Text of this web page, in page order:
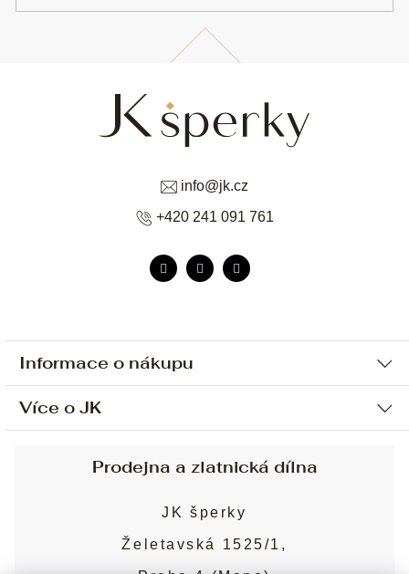
Informace o nákupu
Ochrana osobních údajů
Sjednání osobní schůzky
Obchodní podmínky
Puncovní značky
Více o JK
info@jk.cz
+420 241 091 761
Prodejna a zlatnická dílna
JK šperky
Želetavská 1525/1,